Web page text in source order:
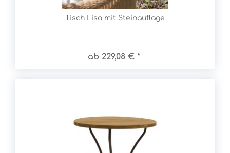
Tisch Lisa mit Steinauflage
ab 229,08 € *